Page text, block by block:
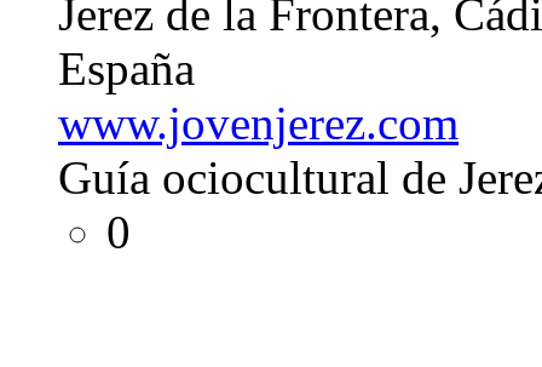
Jerez de la Frontera,
España
www.jovenjerez.com
Guía ociocultural de
0